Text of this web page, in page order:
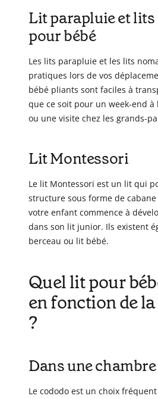
Lit parapluie et
pour bébé
Les lits parapluie et les lits
pratiques lors de vos
bébé pliants sont faciles à
que ce soit pour un week-end
ou une visite chez les grands-
Lit Montessori
Le lit Montessori est un lit qui
structure sous forme de
votre enfant commence à
dans son lit junior. Ils existent
berceau ou lit bébé.
Quel lit pour
en fonction de
?
Dans une
Le cododo est un choix